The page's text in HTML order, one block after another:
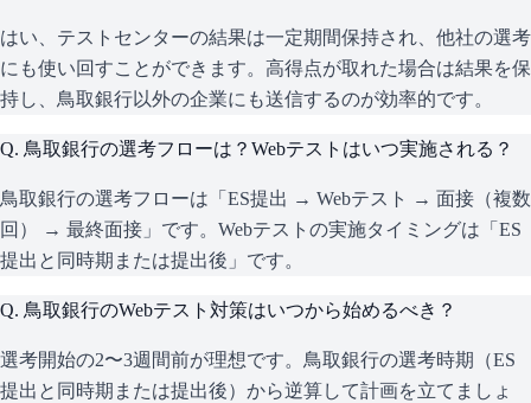
はい、テストセンターの結果は一定期間保持され、他社の選考
にも使い回すことができます。高得点が取れた場合は結果を保
持し、鳥取銀行以外の企業にも送信するのが効率的です。
Q. 鳥取銀行の選考フローは？Webテストはいつ実施される？
鳥取銀行の選考フローは「ES提出 → Webテスト → 面接（複数
回） → 最終面接」です。Webテストの実施タイミングは「ES
提出と同時期または提出後」です。
Q. 鳥取銀行のWebテスト対策はいつから始めるべき？
選考開始の2〜3週間前が理想です。鳥取銀行の選考時期（ES
提出と同時期または提出後）から逆算して計画を立てましょ